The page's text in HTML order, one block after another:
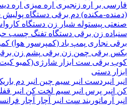
براره زنجیریاره میزیاره دیسکی
مکنده)دم برقی دستگاه پولیش
پیستولهشیار زندستگاه کارواش
زن برقی دستگاه تفنگ چسب حرارتی
نجاریپمپ باد (کمپرسور هوا)
چمن زن برقی پشم زن برقی
ست ابزار شارژی(کمبو کیت
دستی
انبر سیم چین انبر دم باریک
پرس انبر سیم لخت کنانبر قفلی
ست انبرآچار آچار فرانسه